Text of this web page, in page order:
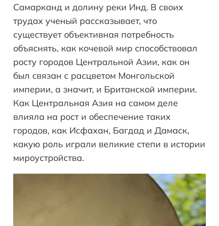
Самарканд и долину реки Инд. В своих
трудах ученый рассказывает, что
существует объективная потребность
объяснять, как кочевой мир способствовал
росту городов Центральной Азии, как он
был связан с расцветом Монгольской
империи, а значит, и Британской империи.
Как Центральная Азия на самом деле
влияла на рост и обеспечение таких
городов, как Исфахан, Багдад и Дамаск,
какую роль играли великие степи в истории
мироустройства.